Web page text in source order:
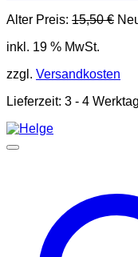
Alter Preis: 15,50€
inkl. 19 % MwSt.
zzgl. Versandkosten
Lieferzeit: 3 - 4